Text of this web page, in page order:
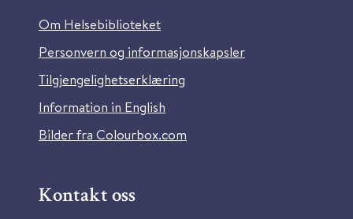
Om Helsebiblioteket
Personvern og informasjonskapsler
Tilgjengelighetserklæring
Information in English
Bilder fra Colourbox.com
Kontakt oss